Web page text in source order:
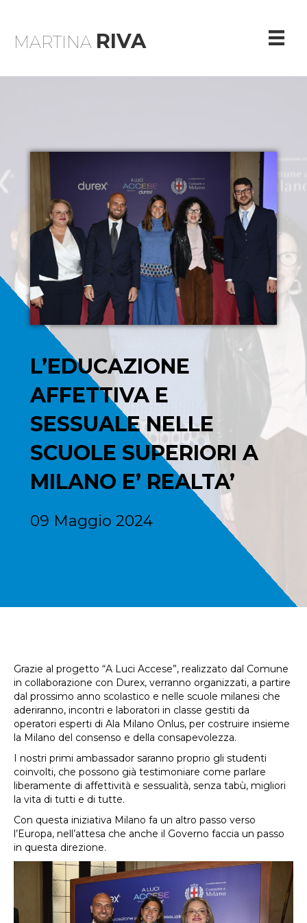
MARTINA RIVA
L’EDUCAZIONE
AFFETTIVA E
SESSUALE NELLE
SCUOLE SUPERIORI A
MILANO E’ REALTA’
09 Maggio 2024
Grazie al progetto “A Luci Accese”, realizzato dal Comune
in collaborazione con Durex, verranno organizzati, a partire
dal prossimo anno scolastico e nelle scuole milanesi che
aderiranno, incontri e laboratori in classe gestiti da
operatori esperti di Ala Milano Onlus, per costruire insieme
la Milano del consenso e della consapevolezza.
I nostri primi ambassador saranno proprio gli studenti
coinvolti, che possono già testimoniare come parlare
liberamente di affettività e sessualità, senza tabù, migliori
la vita di tutti e di tutte.
Con questa iniziativa Milano fa un altro passo verso
l’Europa, nell’attesa che anche il Governo faccia un passo
in questa direzione.